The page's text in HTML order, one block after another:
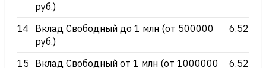
руб.)
14 Вклад Свободный до 1 млн (от 500000
руб.)
6.52
15 Вклад Свободный от 1 млн (от 1000000
6.52